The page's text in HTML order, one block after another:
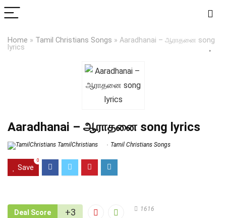
Home » Tamil Christians Songs » Aaradhanai – ஆராதனை song
lyrics
Aaradhanai – ஆராதனை song lyrics
TamilChristians Tamil Christians Songs
Save
0
Deal Score +3 1616